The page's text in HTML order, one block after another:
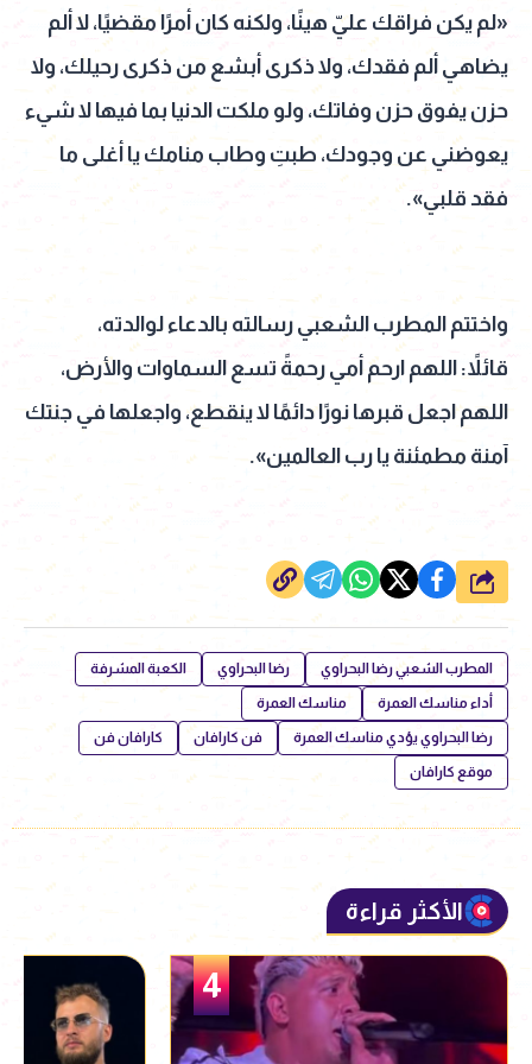
«لم يكن فراقك عليّ هينًا، ولكنه كان أمرًا مقضيًا، لا ألم
يضاهي ألم فقدك، ولا ذكرى أبشع من ذكرى رحيلك، ولا
حزن يفوق حزن وفاتك، ولو ملكت الدنيا بما فيها لا شيء
يعوضني عن وجودك، طبتِ وطاب منامك يا أغلى ما
فقد قلبي».
واختتم المطرب الشعبي رسالته بالدعاء لوالدته،
قائلاً: اللهم ارحم أمي رحمةً تسع السماوات والأرض،
اللهم اجعل قبرها نورًا دائمًا لا ينقطع، واجعلها في جنتك
آمنة مطمئنة يا رب العالمين».
شارك
المطرب الشعبي رضا البحراوي رضا البحراوي الكعبة المشرفة
أداء مناسك العمرة مناسك العمرة
رضا البحراوي يؤدي مناسك العمرة فن كارافان كارافان فن
موقع كارافان
الأكثر قراءة
5